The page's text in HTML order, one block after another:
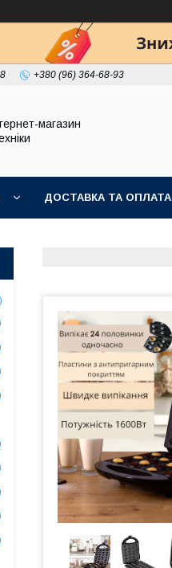
+380 (96) 364-68-93
магазин
ДОСТАВКА ТА ОПЛАТА